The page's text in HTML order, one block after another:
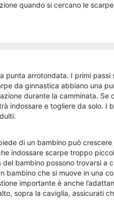
quando si cercano le
punta arrotondata. I primi
da ginnastica abbiano una
durante la camminata.
indossare e togliere da solo.
di un bambino può
indossare scarpe troppo
bambino possono trovarsi
bambino che si muove in una
importante è anche
sopra la caviglia, assicurati